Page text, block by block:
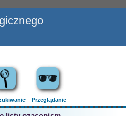
Przeglądanie